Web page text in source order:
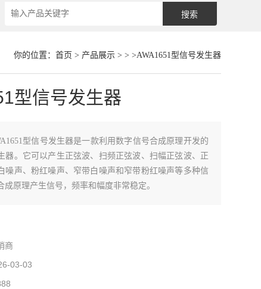
你的位置： 首页 > 产品展示> > >AWA1651型信号发生器
型信号发生器
型信号发生器是一款利用数字信号合成原理开发的
器。它可以产生正弦波、扫频正弦波、扫幅正弦波、正
噪声、粉红噪声、窄带白噪声和窄带粉红噪声等多种信
成原理产生信号，频率和幅度非常稳定。
商
03-03